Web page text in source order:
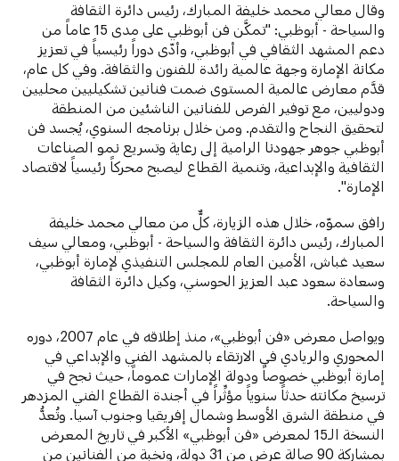
وقال معالي محمد خليفة المبارك، رئيس دائرة الثقافة
والسياحة - أبوظبي: "تمكَّن فن أبوظبي على مدى 15 عاماً من
دعم المشهد الثقافي في أبوظبي، وأدّى دوراً رئيسياً في تعزيز
مكانة الإمارة وجهة عالمية رائدة للفنون والثقافة. وفي كل عام،
قدَّم معارض عالمية المستوى ضمت فنانين تشكيليين محليين
ودوليين، مع توفير الفرص للفنانين الناشئين من المنطقة
لتحقيق النجاح والتقدم. ومن خلال برنامجه السنوي، يُجسد فن
أبوظبي جوهر جهودنا الرامية إلى رعاية وتسريع نمو الصناعات
الثقافية والإبداعية، وتنمية القطاع ليصبح محركاً رئيسياً لاقتصاد
الإمارة".
رافق سموّه، خلال هذه الزيارة، كلٌّ من معالي محمد خليفة
المبارك، رئيس دائرة الثقافة والسياحة - أبوظبي، ومعالي سيف
سعيد غباش، الأمين العام للمجلس التنفيذي لإمارة أبوظبي،
وسعادة سعود عبد العزيز الحوسني، وكيل دائرة الثقافة
والسياحة.
ويواصل معرض «فن أبوظبي»، منذ إطلاقه في عام 2007، دوره
المحوري والريادي في الارتقاء بالمشهد الفني والإبداعي في
إمارة أبوظبي خصوصاً ودولة الإمارات عموماً، حيث نجح في
ترسيخ مكانته حدثاً سنوياً مؤثِّراً في أجندة القطاع الفني المزدهر
في منطقة الشرق الأوسط وشمال إفريقيا وجنوب آسيا. وتُعدُّ
النسخة الـ15 لمعرض «فن أبوظبي» الأكبر في تاريخ المعرض
بمشاركة 90 صالة عرض من 31 دولة، ونخبة من الفنانين من